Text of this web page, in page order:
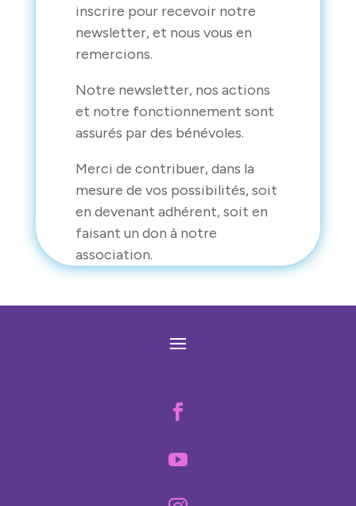
inscrire pour recevoir notre
newsletter, et nous vous en
remercions.
Notre newsletter, nos actions
et notre fonctionnement sont
assurés par des bénévoles.
Merci de contribuer, dans la
mesure de vos possibilités, soit
en devenant adhérent, soit en
faisant un don à notre
association.

